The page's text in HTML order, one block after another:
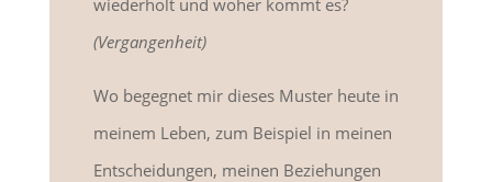
wiederholt und woher kommt es?
(Vergangenheit)
Wo begegnet mir dieses Muster heute in
meinem Leben, zum Beispiel in meinen
Entscheidungen, meinen Beziehungen